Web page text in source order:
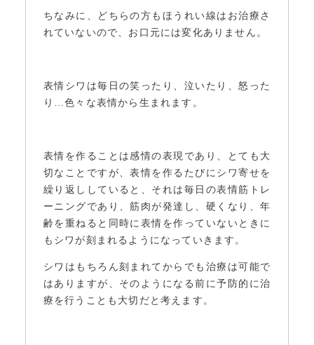
ちなみに、どちらの方もほうれい線はお治療さ
れていないので、お口元には変化ありません。
表情シワは毎日の笑ったり、泣いたり、怒った
り…色々な表情から生まれます。
表情を作ることは感情の表現であり、とても大
切なことですが、表情を作るたびにシワ寄せを
繰り返ししていると、それは毎日の表情筋トレ
ーニングであり、筋肉が発達し、硬くなり、年
齢を重ねると同時に表情を作っていないときに
もシワが刻まれるようになっていきます。
シワはもちろん刻まれてからでも治療は可能で
はありますが、そのようになる前に予防的に治
療を行うことも大切だと考えます。